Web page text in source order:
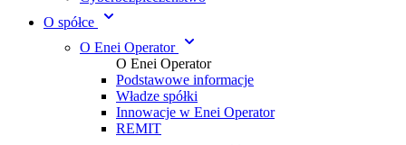
O spółce
O Enei Operator
O Enei Operator
Podstawowe informacje
Władze spółki
Innowacje w Enei Operator
REMIT